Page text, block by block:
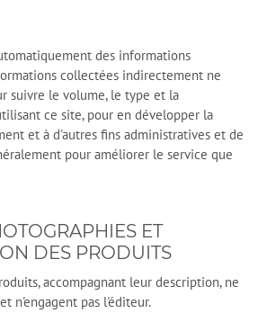
des informations
collectées indirectement ne
suivre le volume, le type et la
ce site, pour en développer la
et à d'autres fins administratives et de
pour améliorer le service que
ET
DES PRODUITS
accompagnant leur description, ne
n'engagent pas l'éditeur.